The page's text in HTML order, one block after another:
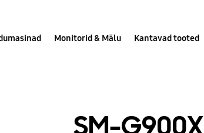
Monitorid & Mälu Kantavad tooted
SM-G900X